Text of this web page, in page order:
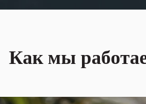
Как мы